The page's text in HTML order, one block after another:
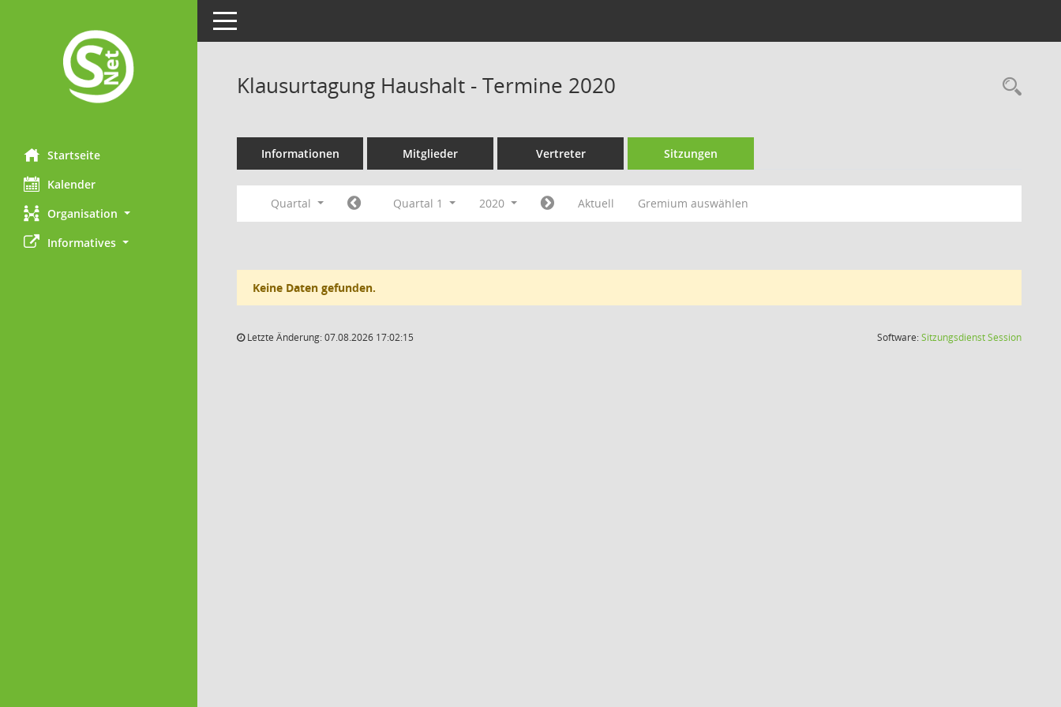
Startseite
Kalender
Organisation
Informatives
Toggle navigation
Klausurtagung Haushalt - Termine 2020
Informationen Mitglieder Vertreter Sitzungen
Quartal Quartal 1 2020 Aktuell Gremium auswählen
Keine Daten gefunden.
Letzte Änderung: 07.08.2026 17:02:15 Software:SitzungsdienstSession(Wird in